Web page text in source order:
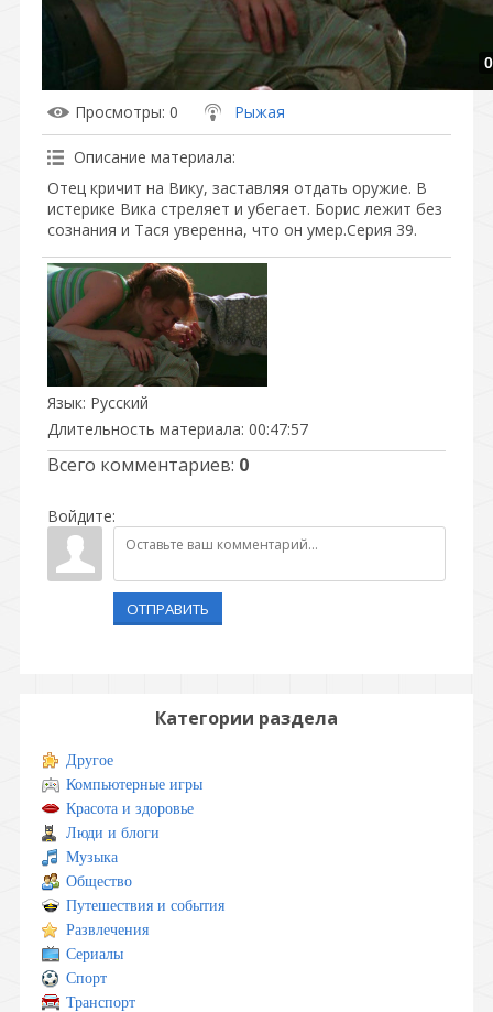
Просмотры: 0 Рыжая
Описание материала:
Отец кричит на Вику, заставляя отдать оружие. В
истерике Вика стреляет и убегает. Борис лежит без
сознания и Тася уверенна, что он умер.Серия 39.
Язык: Русский
Длительность материала: 00:47:57
Всего комментариев: 0
Войдите:
ОТПРАВИТЬ
Категории раздела
Другое
Компьютерные игры
Красота и здоровье
Люди и блоги
Музыка
Общество
Путешествия и события
Развлечения
Сериалы
Спорт
Транспорт